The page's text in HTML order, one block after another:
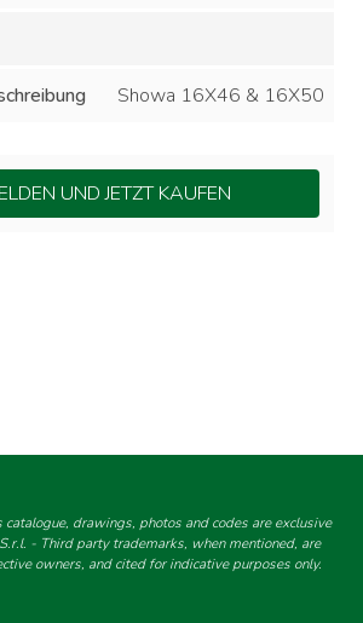
Showa 16X46 & 16X50
UND JETZT KAUFEN
drawings, photos and codes are exclusive
- Third party trademarks, when mentioned, are
owners, and cited for indicative purposes only.